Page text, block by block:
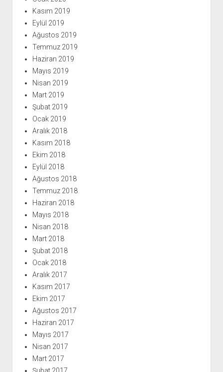
Kasım 2019
Eylül 2019
Ağustos 2019
Temmuz 2019
Haziran 2019
Mayıs 2019
Nisan 2019
Mart 2019
Şubat 2019
Ocak 2019
Aralık 2018
Kasım 2018
Ekim 2018
Eylül 2018
Ağustos 2018
Temmuz 2018
Haziran 2018
Mayıs 2018
Nisan 2018
Mart 2018
Şubat 2018
Ocak 2018
Aralık 2017
Kasım 2017
Ekim 2017
Ağustos 2017
Haziran 2017
Mayıs 2017
Nisan 2017
Mart 2017